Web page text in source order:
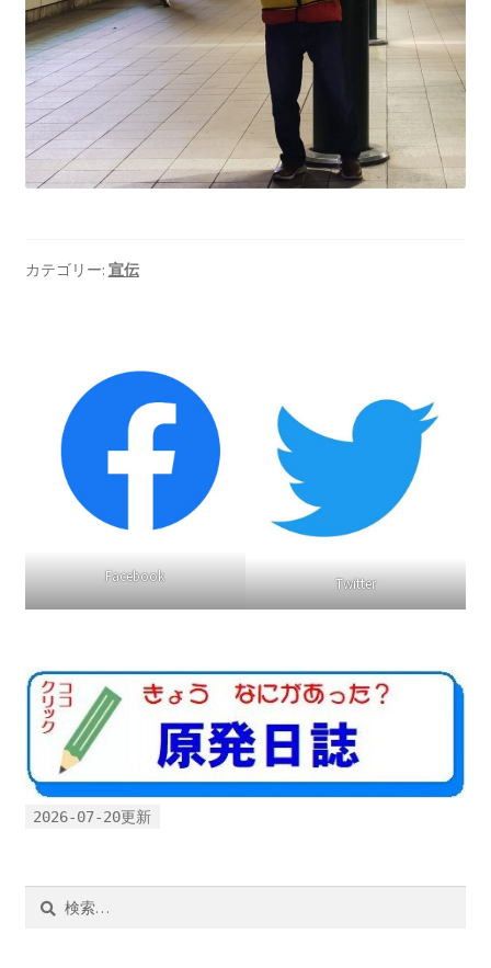
2022.8.9 福島第一原発 汚染水海洋放出トンネル工事
着工
2022.12.25美浜原発 運転停止認めず 稼働４０年
超 老朽対策容認
原子力規制委員会「原発60年超運転」正式決定先送
りからわずか5日で、多数決決定
「原発６０年超へ」閣議決定
2022.12.29 原発事故と甲状腺がん
2023.2.7 いまこそ私は原発に反対します
なぜ首都圏でガンが６０万人 増えているのか！？
南海トラフ巨大地震でも原発は大丈夫と言う人々
2025.9.30 市民エネルギーと地域主権
カテゴリー: 宣伝
Facebook Twitter
2026-07-20更新